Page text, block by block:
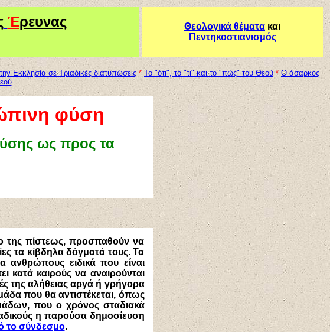
Έρευνας Θεολογικά θέματα και
Πεντηκοστιανισμός
Εκκλησία σε Τριαδικές διατυπώσεις * Το "ότι", το "τι" και το "πώς" τού Θεού* Ο άσαρκος
φύση
ως προς τα
της πίστεως, προσπαθούν να
τα κίβδηλα δόγματά τους. Τα
ανθρώπους ειδικά που είναι
κατά καιρούς να αναιρούνται
της αλήθειας αργά ή γρήγορα
που θα αντιστέκεται, όπως
που ο χρόνος σταδιακά
η παρούσα δημοσίευση
το σύνδεσμο.